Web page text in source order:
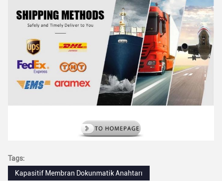
Tags:
Kapasitif Membran Dokunmatik Anahtarı